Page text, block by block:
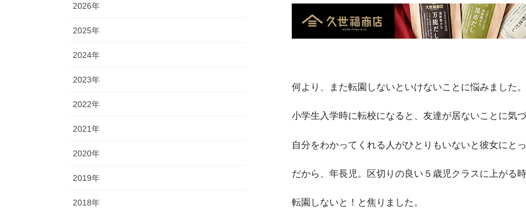
何より、また転園しないといけないことに悩みました。
小学生入学時に転校になると、友達が居ないことに気
自分をわかってくれる人がひとりもいないと彼女にと
だから、年長児。区切りの良い５歳児クラスに上がる
転園しないと！と焦りました。
2026年
2025年
2024年
2023年
2022年
2021年
2020年
2019年
2018年